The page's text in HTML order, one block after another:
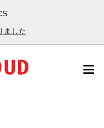
ました